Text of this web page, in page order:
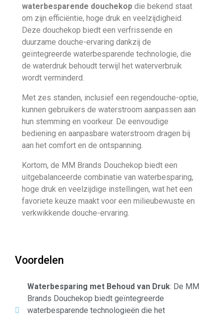
waterbesparende douchekop die bekend staat
om zijn efficiëntie, hoge druk en veelzijdigheid.
Deze douchekop biedt een verfrissende en
duurzame douche-ervaring dankzij de
geïntegreerde waterbesparende technologie, die
de waterdruk behoudt terwijl het waterverbruik
wordt verminderd.
Met zes standen, inclusief een regendouche-optie,
kunnen gebruikers de waterstroom aanpassen aan
hun stemming en voorkeur. De eenvoudige
bediening en aanpasbare waterstroom dragen bij
aan het comfort en de ontspanning.
Kortom, de MM Brands Douchekop biedt een
uitgebalanceerde combinatie van waterbesparing,
hoge druk en veelzijdige instellingen, wat het een
favoriete keuze maakt voor een milieubewuste en
verkwikkende douche-ervaring.
Voordelen
Waterbesparing met Behoud van Druk: De MM
Brands Douchekop biedt geïntegreerde
waterbesparende technologieën die het